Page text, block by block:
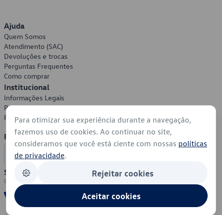
Ajuda
Quem Somos
Atendimento (SAC)
Devoluções e trocas
Perguntas Frequentes
Como comprar
Institucional
Informações Legais
Política de Privacidade
Política de Cookies
Formas de Pagamento
Segurança
Para otimizar sua experiência durante a navegação,
fazemos uso de cookies. Ao continuar no site,
consideramos que você está ciente com nossas políticas
de privacidade.
Rejeitar cookies
Aceitar cookies